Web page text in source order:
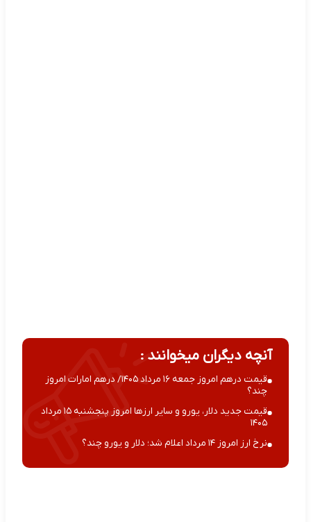
آنچه دیگران میخوانند :
قیمت درهم امروز جمعه ۱۶ مرداد ۱۴۰۵/ درهم امارات امروز
چند؟
قیمت جدید دلار، یورو و سایر ارزها امروز پنجشنبه ۱۵ مرداد
۱۴۰۵
نرخ ارز امروز ۱۴ مرداد اعلام شد؛ دلار و یورو چند؟